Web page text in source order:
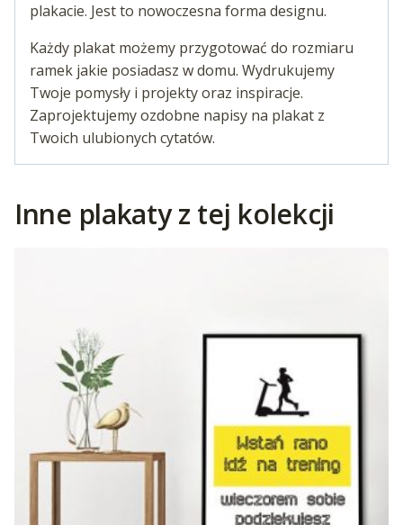
plakacie. Jest to nowoczesna forma designu.
Każdy plakat możemy przygotować do rozmiaru
ramek jakie posiadasz w domu. Wydrukujemy
Twoje pomysły i projekty oraz inspiracje.
Zaprojektujemy ozdobne napisy na plakat z
Twoich ulubionych cytatów.
Inne plakaty z tej kolekcji